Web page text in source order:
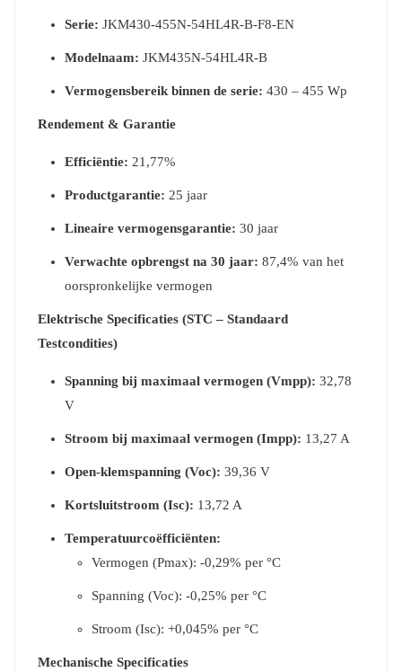
Serie: JKM430-455N-54HL4R-B-F8-EN
Modelnaam: JKM435N-54HL4R-B
Vermogensbereik binnen de serie: 430 – 455 Wp
Rendement & Garantie
Efficiëntie: 21,77%
Productgarantie: 25 jaar
Lineaire vermogensgarantie: 30 jaar
Verwachte opbrengst na 30 jaar: 87,4% van het
oorspronkelijke vermogen
Elektrische Specificaties (STC – Standaard
Testcondities)
Spanning bij maximaal vermogen (Vmpp): 32,78
V
Stroom bij maximaal vermogen (Impp): 13,27 A
Open-klemspanning (Voc): 39,36 V
Kortsluitstroom (Isc): 13,72 A
Temperatuurcoëfficiënten:
Vermogen (Pmax): -0,29% per °C
Spanning (Voc): -0,25% per °C
Stroom (Isc): +0,045% per °C
Mechanische Specificaties